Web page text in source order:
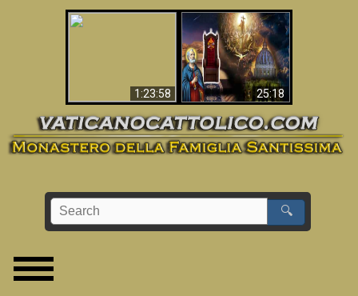
1:23:58 25:18
La Bibbia ha previsto
70 anni senza Papa?
🔍